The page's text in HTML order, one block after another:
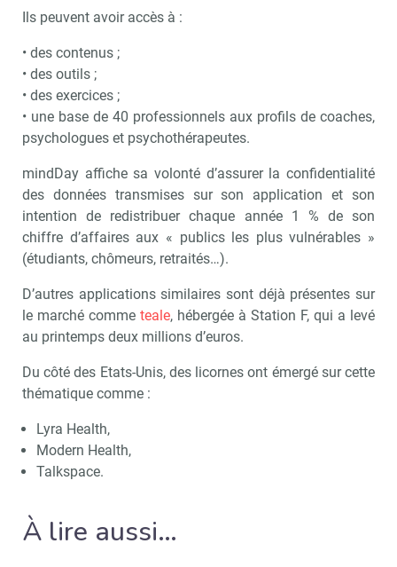
Ils peuvent avoir accès à :
• des contenus ;
• des outils ;
• des exercices ;
• une base de 40 professionnels aux profils de coaches,
psychologues et psychothérapeutes.
mindDay affiche sa volonté d’assurer la confidentialité
des données transmises sur son application et son
intention de redistribuer chaque année 1 % de son
chiffre d’affaires aux « publics les plus vulnérables »
(étudiants, chômeurs, retraités…).
D’autres applications similaires sont déjà présentes sur
le marché comme teale, hébergée à Station F, qui a levé
au printemps deux millions d’euros.
Du côté des Etats-Unis, des licornes ont émergé sur cette
thématique comme :
Lyra Health,
Modern Health,
Talkspace.
À lire aussi…